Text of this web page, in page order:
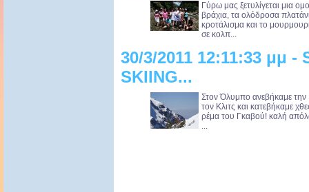
Γύρω μας ξετυλίγεται μια
βράχια, τα ολόδροσα
κροτάλισμα και το
σε κολπ...
30/3/2011 12:11:33 μμ -
SKIING...
Στον Όλυμπο ανεβήκαμε
τον Κλιτς και κατεβήκαμε
ρέμα του Γκαβού! καλή
...